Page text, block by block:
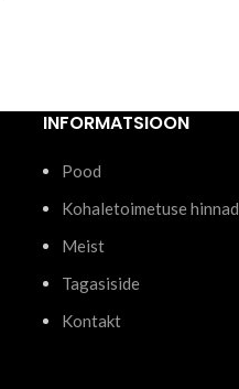
INFORMATSIOON
Pood
Kohaletoimetuse hinnad
Meist
Tagasiside
Kontakt